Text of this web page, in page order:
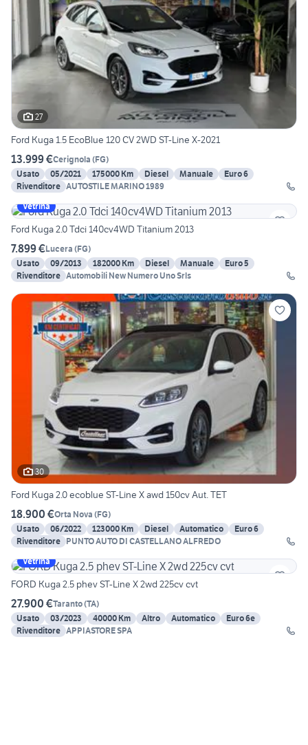
27
Ford Kuga 1.5 EcoBlue 120 CV 2WD ST-Line X-2021
13.999 €Cerignola (FG)
Usato
05/2021 175000 Km Diesel Manuale
Euro 6
Rivenditore AUTOSTILE MARINO 1989
Vetrina
Ford Kuga 2.0 Tdci 140cv4WD Titanium 2013
7.899 €Lucera (FG)
Usato
09/2013 182000 Km Diesel Manuale
Euro 5
Rivenditore Automobili New Numero Uno Srls
30
Ford Kuga 2.0 ecoblue ST-Line X awd 150cv Aut. TET
18.900 €Orta Nova (FG)
Usato
06/2022 123000 Km Diesel Automatico
Euro 6
Rivenditore PUNTO AUTO DI CASTELLANO ALFREDO
Vetrina
FORD Kuga 2.5 phev ST-Line X 2wd 225cv cvt
27.900 €Taranto(TA)
Usato
03/2023 40000 Km Altro Automatico
Euro 6e
Rivenditore APPIASTORE SPA